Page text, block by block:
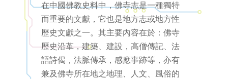
在中國佛教史料中，佛寺志是一種獨特
而重要的文獻，它也是地方志或地方性
歷史文獻之一。其主要內容在於：佛寺
歷史沿革，建築、建設，高僧傳記、法
語詩偈，法脈傳承，感應事跡等，亦有
兼及佛寺所在地之地理、人文、風俗的